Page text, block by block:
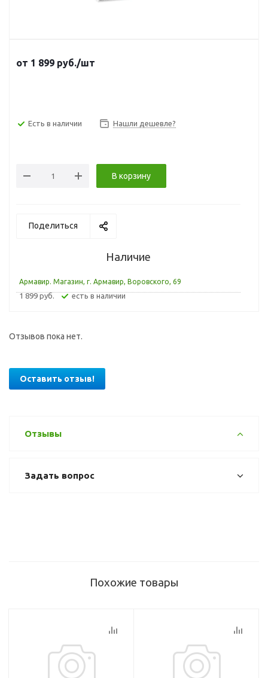
от 1 899 руб./шт
Есть в наличии Нашли дешевле?
В корзину
Поделиться
Наличие
Армавир. Магазин, г. Армавир, Воровского, 69
1 899 руб. Есть в наличии
Отзывов пока нет.
Оставить отзыв!
Отзывы
Задать вопрос
Похожие товары